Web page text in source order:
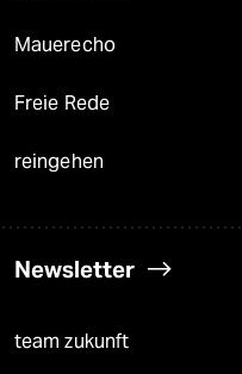
Mauerecho
Freie Rede
reingehen
Newsletter
team zukunft